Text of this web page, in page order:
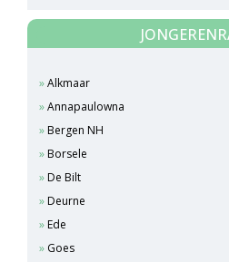
Alkmaar
Annapaulowna
Bergen NH
Borsele
De Bilt
Deurne
Ede
Goes